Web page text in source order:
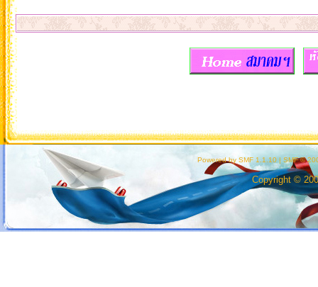
Powered by SMF 1.1.10 | SMF ©
Copyright ©